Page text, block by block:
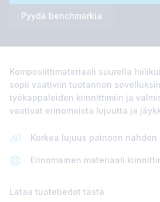
Pyydä benchmarkia
Komposiittimateriaali suurella
sopii vaativiin tuotannon
työkappaleiden kiinnittimiin ja
vaativat erinomaista lujuutta ja
Korkea lujuus painoon nähden
Erinomainen materiaali
Lataa tuotetiedot tästä